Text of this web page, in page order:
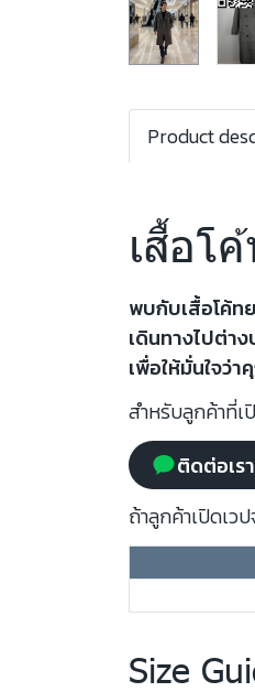
Product
เสื้อโ
พบกับเสื้อโค้ท
เดินทางไปต่า
เพื่อให้มั่นใจว่
สำหรับลูกค้าที่เ
ติดต่อเร
ถ้าลูกค้าเปิดเว
Size